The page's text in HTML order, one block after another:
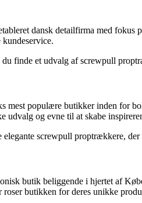
dansk detailfirma med
finde et udvalg af screwpull
mest populære butikker inden for
udvalg og evne til at skabe
screwpull proptrækkere,
butik beliggende i hjertet af
butikken for deres unikke